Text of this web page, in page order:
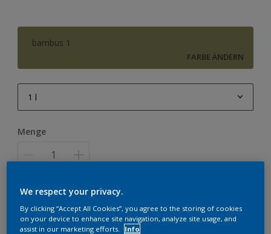
bambus 1
FARBE ÄNDERN
1 l
5 l
12,5 l
Menge
ZUR EINKAUFSLISTE HINZUFÜGEN
We respect your privacy.
By clicking “Accept All Cookies”, you agree to the storing of cookies
on your device to enhance site navigation, analyze site usage, and
assist in our marketing efforts.
Info